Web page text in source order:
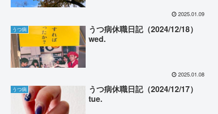
2025.01.09
うつ病
うつ病休職日記（2024/12/18）
wed.
2025.01.08
うつ病
うつ病休職日記（2024/12/17）
tue.